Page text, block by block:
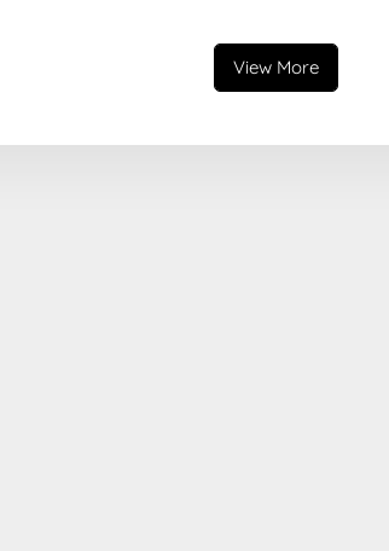
View More